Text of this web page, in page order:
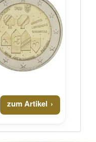
zum Artikel